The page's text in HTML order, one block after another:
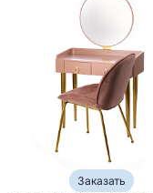
Заказать